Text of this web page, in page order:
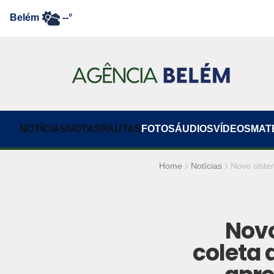
Belém --°
NOTÍCIAS NOTAS PAUTAS FOTOSÁUDIOSVÍDEOS
Home Notícias Novo
coleta